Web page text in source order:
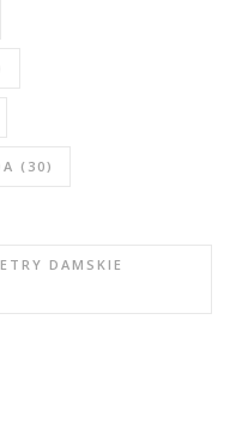
(30)
DAMSKIE